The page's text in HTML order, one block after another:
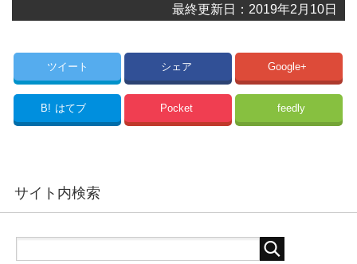
最終更新日：2019年2月10日
ツイート シェア Google+
B! はてブ Pocket feedly
サイト内検索